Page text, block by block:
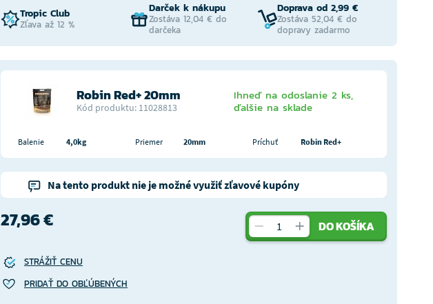
Tropic Club
Zľava až 12 %
Darček k nákupu
Zostáva 12,04 € do
darčeka
Doprava od 2,99 €
Zostáva 52,04 € do
dopravy zadarmo
Robin Red+ 20mm
Kód produktu: 11028813
Ihneď na odoslanie 2 ks,
ďalšie na sklade
Balenie 4,0kg Priemer 20mm Príchuť Robin Red+
Na tento produkt nie je možné využiť zľavové kupóny
27,96 € DO KOŠÍKA
STRÁŽIŤ CENU
PRIDAŤ DO OBĽÚBENÝCH